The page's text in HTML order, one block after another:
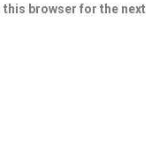
this browser for the next